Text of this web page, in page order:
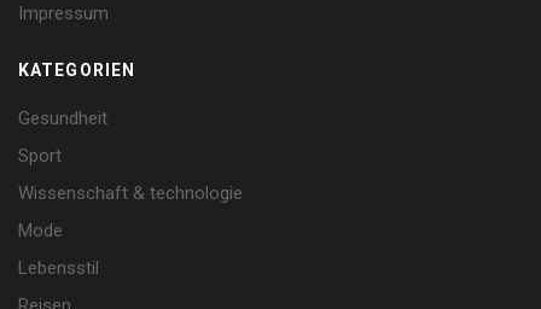
Impressum
KATEGORIEN
Gesundheit
Sport
Wissenschaft & technologie
Mode
Lebensstil